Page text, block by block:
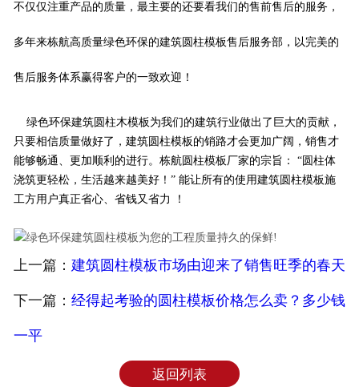
不仅仅注重产品的质量，最主要的还要看我们的售前售后的服务，
多年来栋航高质量绿色环保的建筑圆柱模板售后服务部，以完美的
售后服务体系赢得客户的一致欢迎！
绿色环保建筑圆柱木模板 为我们的建筑行业做出了巨大的贡献，
只要相信质量做好了，建筑圆柱模板的销路才会更加广阔，销售才
能够畅通、更加顺利的进行。栋航圆柱模板厂家的宗旨： “圆柱体
浇筑更轻松，生活越来越美好！” 能让所有的使用建筑圆柱模板施
工方用户真正省心、省钱又省力 ！
上一篇： 建筑圆柱模板市场由迎来了销售旺季的春天
下一篇： 经得起考验的圆柱模板价格怎么卖？多少钱
一平
返回列表